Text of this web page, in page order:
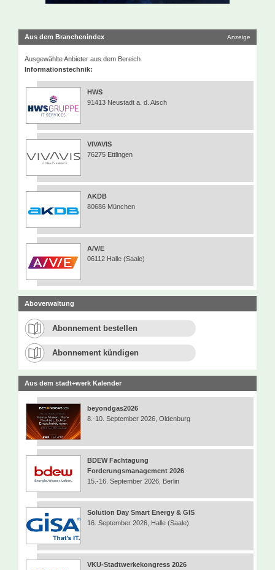
Aus dem Branchenindex Anzeige
Ausgewählte Anbieter aus dem Bereich
Informationstechnik:
HWS
91413 Neustadt a. d. Aisch
VIVAVIS
76275 Ettlingen
AKDB
80686 München
A/V/E
06112 Halle (Saale)
Aboverwaltung
Abonnement bestellen
Abonnement kündigen
Aus dem stadt+werk Kalender
beyondgas2026
8.-10. September 2026, Oldenburg
BDEW Fachtagung
Forderungsmanagement 2026
15.-16. September 2026, Berlin
Solution Day Smart Energy & GIS
16. September 2026, Halle (Saale)
VKU-Stadtwerkekongress 2026